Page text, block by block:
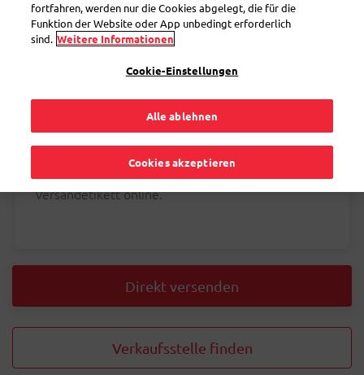
Pakete nach China versenden
Ein Paket nach China kann von jedem
werden.
Zeit sparen? Erstellen und bezahlen Sie Ihr
Versandetikett online.
Direkt versenden
Verkaufsstelle finden
fortfahren, werden nur die Cookies abgelegt, die für die
Funktion der Website oder App unbedingt erforderlich
sind. Weitere Informationen
Cookie-Einstellungen
Alle ablehnen
Cookies akzeptieren